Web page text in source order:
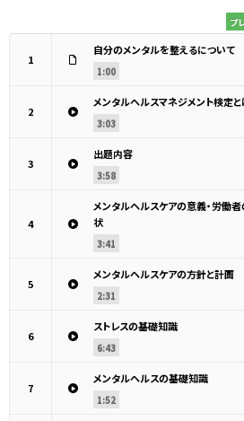
プ
1
自分のメンタルを整えるについて
1:00
2
メンタルヘルスマネジメント検定
3:03
3
出題内容
3:58
4
メンタルヘルスケアの意義・労働
状
3:41
5
メンタルヘルスケアの方針と計画
2:31
6
ストレスの基礎知識
6:43
7
メンタルヘルスの基礎知識
1:52